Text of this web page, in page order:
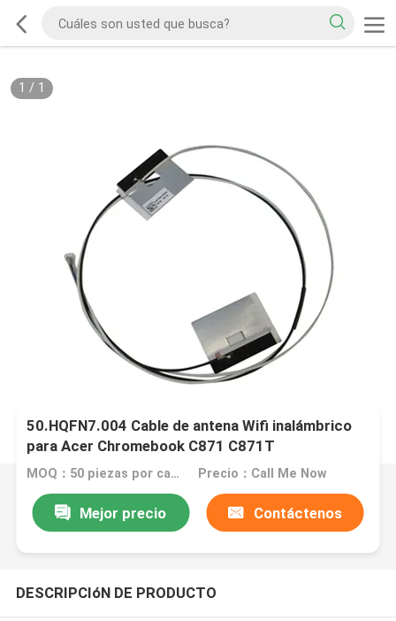
1 / 1
50.HQFN7.004 Cable de antena Wifi inalámbrico
para Acer Chromebook C871 C871T
MOQ：50 piezas por caja Precio：Call Me Now
Mejor precio Contáctenos
DESCRIPCIóN DE PRODUCTO